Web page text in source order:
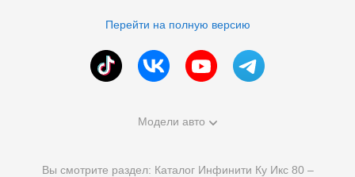
Перейти на полную версию
Модели авто
Вы смотрите раздел: Каталог Инфинити Ку Икс 80 –